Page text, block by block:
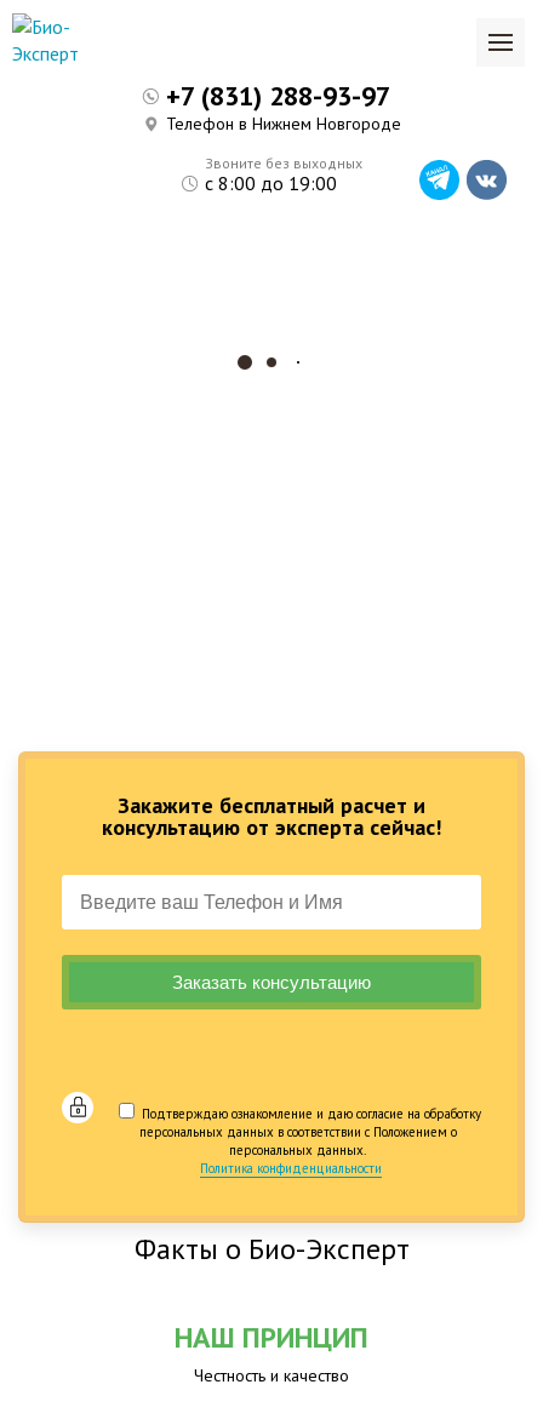
Закажите бесплатный расчет и
консультацию от эксперта сейчас!
Подтверждаю ознакомление и даю согласие на обработку
персональных данных в соответствии с Положением о
персональных данных.
Политика конфиденциальности
Звоните без выходных
с 8:00 до 19:00
+7 (831) 288-93-97
Телефон в Нижнем Новгороде
Факты о Био-Эксперт
НАШ ПРИНЦИП
Честность и качество